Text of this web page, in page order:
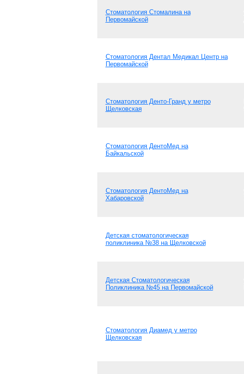
Стоматология Стомалина на
Первомайской
Стоматология Дентал Медикал Центр на
Первомайской
Стоматология Денто-Гранд у метро
Щелковская
Стоматология ДентоМед на
Байкальской
Стоматология ДентоМед на
Хабаровской
Детская стоматологическая
поликлиника №38 на Щелковской
Детская Стоматологическая
Поликлиника №45 на Первомайской
Стоматология Диамед у метро
Щелковская